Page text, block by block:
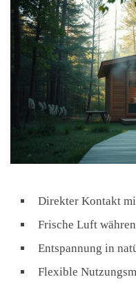
Direkter Kontakt
Frische Luft
Entspannung in
Flexible